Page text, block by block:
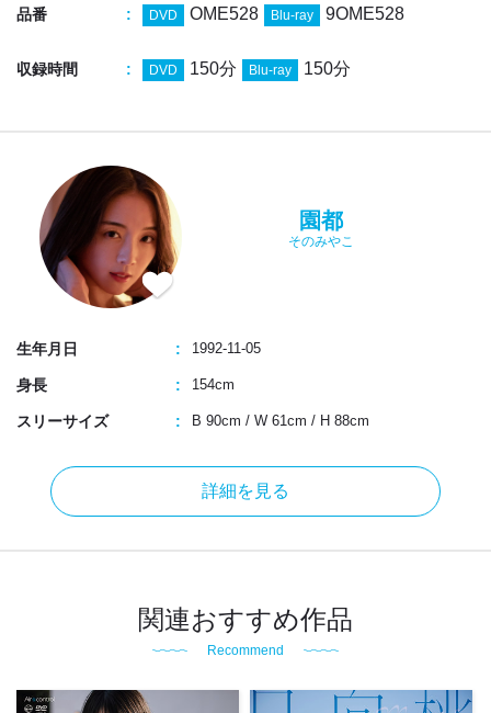
品番 DVD OME528 Blu-ray 9OME528
収録時間 DVD 150分 Blu-ray 150分
園都
そのみやこ
生年月日 1992-11-05
身長 154cm
スリーサイズ B 90cm /W 61cm / H 88cm
詳細を見る
関連おすすめ作品
Recommend